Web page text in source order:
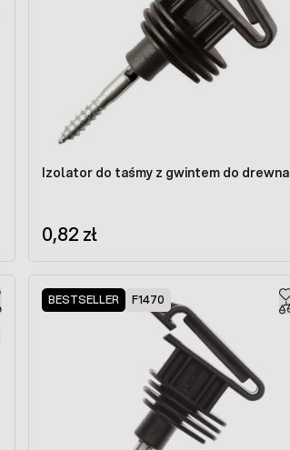
Izolator do taśmy z gwintem do drewna
0,82 zł
BESTSELLER F1470